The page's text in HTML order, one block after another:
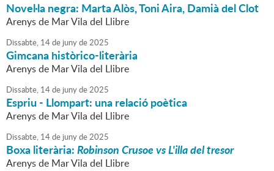
Novel·la negra: Marta Alòs, Toni Aira, Damià del Clot
Arenys de Mar Vila del Llibre
Dissabte, 14de junyde2025
Gimcana històrico-literària
Arenys de Mar Vila del Llibre
Dissabte, 14de junyde2025
Espriu - Llompart: una relació poètica
Arenys de Mar Vila del Llibre
Dissabte, 14de junyde2025
Boxa literària:Robinson Crusoe vs L'illa del tresor
Arenys de Mar Vila del Llibre